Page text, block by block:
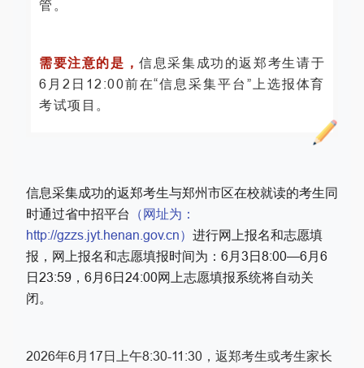
管。
需要注意的是，信息采集成功的返郑考生请于
6月2日12:00前在“信息采集平台”上选报体育
考试项目。
信息采集成功的返郑考生与郑州市区在校就读的考生同
时通过省中招平台
（网址为：
http://gzzs.jyt.henan.gov.cn） 进行网上报名和志愿填
报，网上报名和志愿填报时间为：6月3日8:00—6月6
日23:59，6月6日24:00网上志愿填报系统将自动关
闭。
2026年6月17日上午8:30-11:30，返郑考生或考生家长